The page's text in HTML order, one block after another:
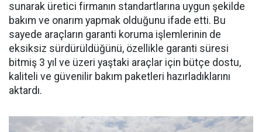
sunarak üretici firmanın standartlarına uygun şekilde
bakım ve onarım yapmak olduğunu ifade etti. Bu
sayede araçların garanti koruma işlemlerinin de
eksiksiz sürdürüldüğünü, özellikle garanti süresi
bitmiş 3 yıl ve üzeri yaştaki araçlar için bütçe dostu,
kaliteli ve güvenilir bakım paketleri hazırladıklarını
aktardı.